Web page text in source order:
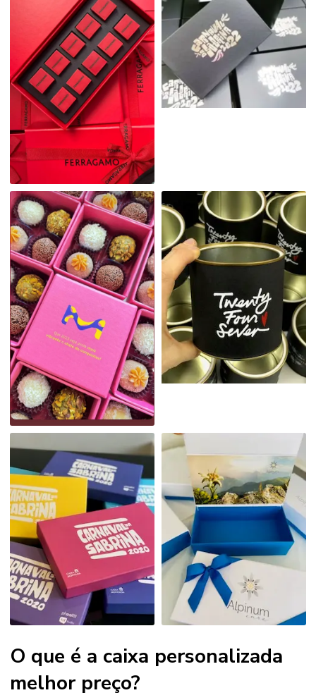
O que é a caixa personalizada
melhor preço?